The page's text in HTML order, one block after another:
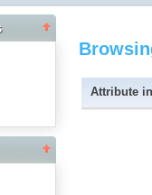
Attribute